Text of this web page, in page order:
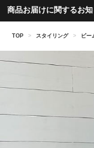
商品お届けに関するお
TOP > スタイリング > ビー